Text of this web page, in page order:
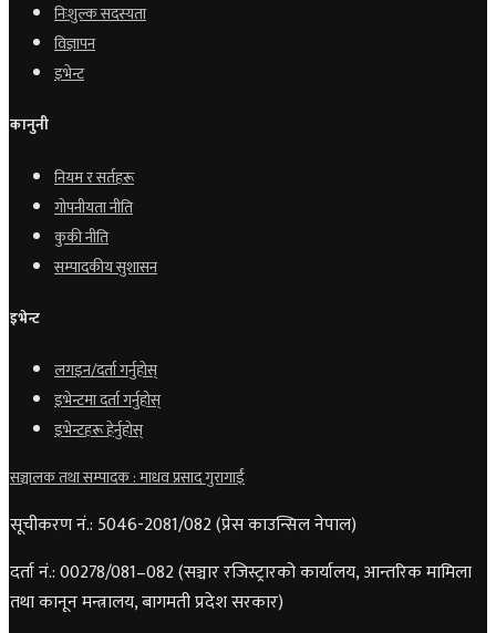
निःशुल्क सदस्यता
विज्ञापन
इभेन्ट
कानुनी
नियम र सर्तहरू
गोपनीयता नीति
कुकी नीति
सम्पादकीय सुशासन
इभेन्ट
लगइन/दर्ता गर्नुहोस्
इभेन्टमा दर्ता गर्नुहोस्
इभेन्टहरू हेर्नुहोस्
सञ्चालक तथा सम्पादक : माधव प्रसाद गुरागाईं
सूचीकरण नं.: 5046-2081/082 (प्रेस काउन्सिल नेपाल)
दर्ता नं.: 00278/081–082 (सञ्चार रजिस्ट्रारको कार्यालय, आन्तरिक मामिला
तथा कानून मन्त्रालय, बागमती प्रदेश सरकार)